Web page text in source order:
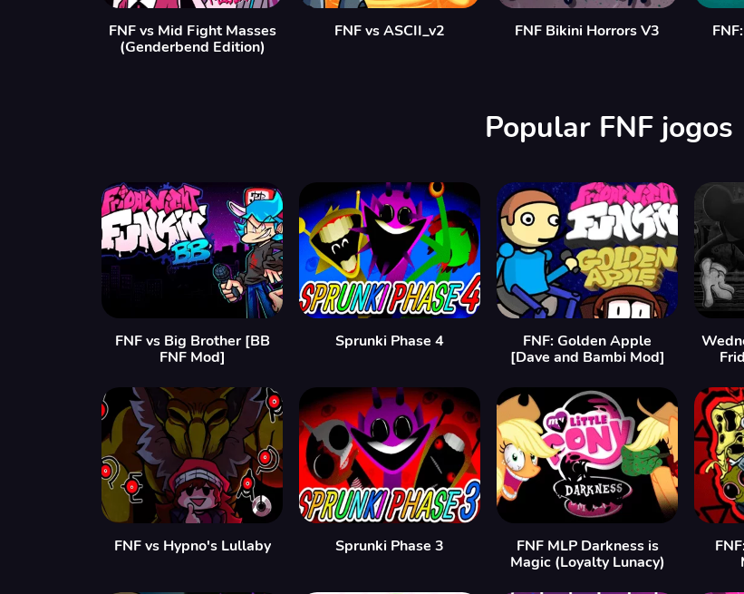
FNF vs Mid Fight Masses
(Genderbend Edition)
FNF vs ASCII_v2 FNF Bikini Horrors V3
Popular FNF jogos
FNF vs Big Brother [BB
FNF Mod]
Sprunki Phase 4
FNF: Golden Apple
[Dave and Bambi Mod]
FNF vs Hypno's Lullaby Sprunki Phase 3
FNF MLP Darkness is
Magic (Loyalty Lunacy)